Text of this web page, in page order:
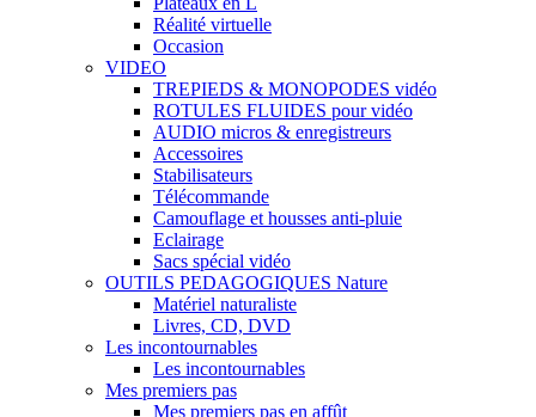
Réalité virtuelle
Occasion
VIDEO
TREPIEDS & MONOPODES vidéo
ROTULES FLUIDES pour vidéo
AUDIO micros & enregistreurs
Accessoires
Stabilisateurs
Télécommande
Camouflage et housses anti-pluie
Eclairage
Sacs spécial vidéo
OUTILS PEDAGOGIQUES Nature
Matériel naturaliste
Livres, CD, DVD
Les incontournables
Les incontournables
Mes premiers pas
Mes premiers pas en affût